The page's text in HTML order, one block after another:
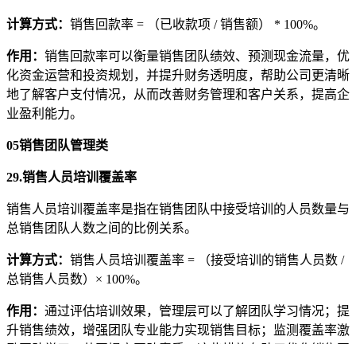
计算方式： 销售回款率 = （已收款项 / 销售额） * 100%。
作用： 销售回款率可以衡量销售团队绩效、预测现金流量，优
化资金运营和投资规划，并提升财务透明度，帮助公司更清晰
地了解客户支付情况，从而改善财务管理和客户关系，提高企
业盈利能力。
05销售团队管理类
29.销售人员培训覆盖率
销售人员培训覆盖率是指在销售团队中接受培训的人员数量与
总销售团队人数之间的比例关系。
计算方式： 销售人员培训覆盖率 = （接受培训的销售人员数 /
总销售人员数）× 100%。
作用 ： 通过评估培训效果，管理层可以了解团队学习情况；提
升销售绩效，增强团队专业能力实现销售目标；监测覆盖率激